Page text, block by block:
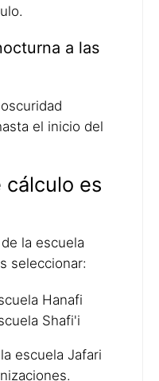
a las
el inicio del
cálculo es
la escuela
seleccionar:
Hanafi
Shafi'i
escuela Jafari